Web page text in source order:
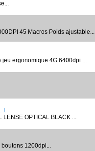
45 Macros Poids ajustable...
ergonomique 4G 6400dpi ...
L
LENSE OPTICAL BLACK ...
1200dpi...